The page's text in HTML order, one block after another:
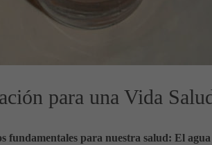
para una Vida
fundamentales para nuestra salud: El